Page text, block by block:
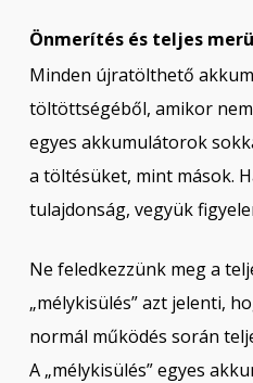
Önmerítés és teljes
Minden újratölthető
töltöttségéből, amikor
egyes akkumulátorok
a töltésüket, mint mások.
tulajdonság, vegyük
Ne feledkezzünk meg a
„mélykisülés” azt jelenti,
normál működés során
A „mélykisülés” egyes